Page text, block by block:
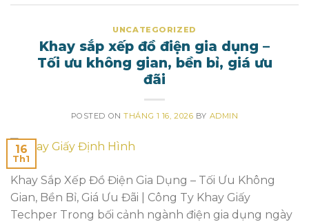
UNCATEGORIZED
Khay sắp xếp đồ điện gia dụng –
Tối ưu không gian, bền bỉ, giá ưu
đãi
POSTED ONTHÁNG 1 16, 2026 BY ADMIN
16
Th1
Khay Sắp Xếp Đồ Điện Gia Dụng – Tối Ưu Không
Gian, Bền Bỉ, Giá Ưu Đãi | Công Ty Khay Giấy
Techper Trong bối cảnh ngành điện gia dụng ngày